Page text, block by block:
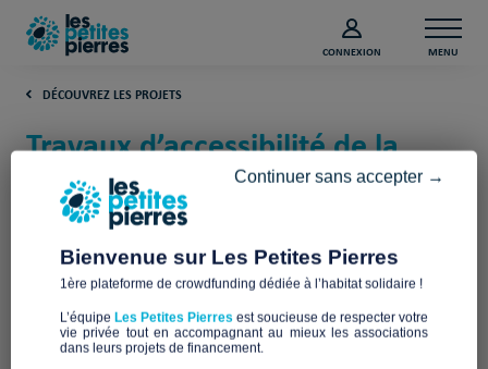
CONNEXION MENU
DÉCOUVREZ LES PROJETS
Travaux d’accessibilité de la
maison Habit’âge (Maine-et-
Loire)
Habit'âge
Bienvenue sur Les Petites Pierres
1ère plateforme de crowdfunding dédiée à l’habitat solidaire !
L’équipe Les Petites Pierres est soucieuse de respecter votre
vie privée tout en accompagnant au mieux les associations
dans leurs projets de financement.
Continuer sans accepter →